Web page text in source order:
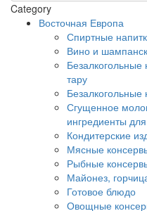
Category
Восточная Европа
Спиртные
Вино и
Безалкогольные
тару
Безалкогольные
Сгущенное
ингредиенты
Кондитерские
Мясные
Рыбные
Майонез,
Готовое блюдо
Овощные